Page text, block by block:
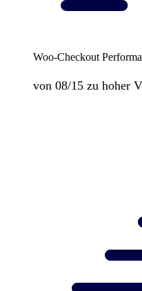
Woo-Checkout
von 08/15 zu hoher